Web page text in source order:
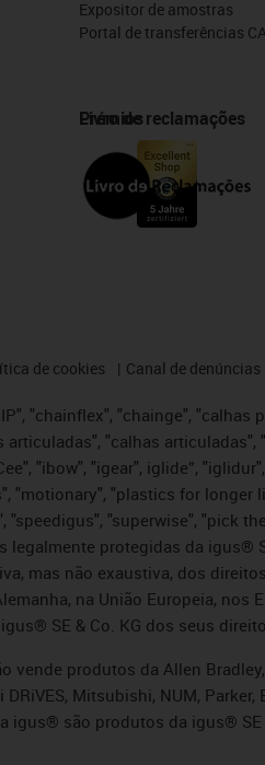
Expositor de amostras
Portal de transferências
Prémios
Livro de reclamações
de cookies Canal de denúncias
"chainflex", "chainge",
articuladas", "calhas
"ibow", "igear", iglide”,
"plastics for longer
"speedigus", "superwise", "pick
legalmente protegidas da
mas não exaustiva, dos
na União Europeia,
SE & Co. KG dos seus
vende produtos da Allen
DRiVES, Mitsubishi, NUM,
igus® são produtos da igus® SE